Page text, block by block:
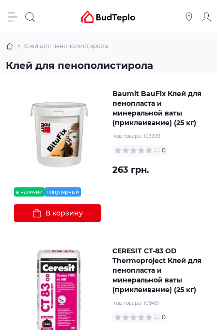
Клей для пенополистирола
Клей для пенополистирола
в наличии популярный
Baumit BauFix Клей для
пенопласта и
минеральной ваты
(приклеивание) (25 кг)
Код товара: 103399
0
263 грн.
В корзину
CERESIT CT-83 OD
Thermoproject Клей для
пенопласта и
минеральной ваты
(приклеивание) (25 кг)
Код товара: 108451
0